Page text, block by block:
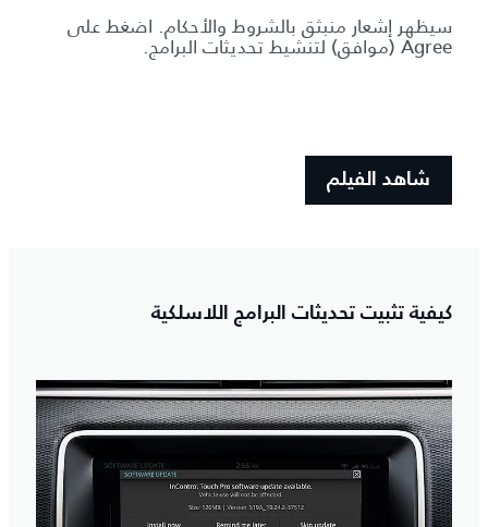
سيظهر إشعار منبثق بالشروط والأحكام. اضغط على
Agree (موافق) لتنشيط تحديثات البرامج.
شاهد الفيلم
كيفية تثبيت تحديثات البرامج اللاسلكية